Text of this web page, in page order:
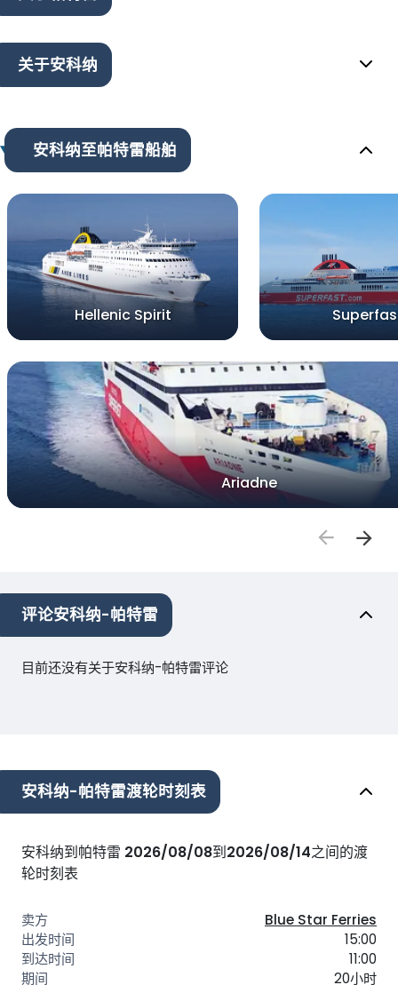
关于安科纳
安科纳至帕特雷船舶
Hellenic Spirit
Ariadne
评论安科纳-帕特雷
目前还没有关于安科纳-帕特雷评论
安科纳-帕特雷渡轮时刻表
安科纳到帕特雷 2026/08/08到2026/08/14之间的渡
轮时刻表
Blue Star Ferries
15:00
11:00
20小时